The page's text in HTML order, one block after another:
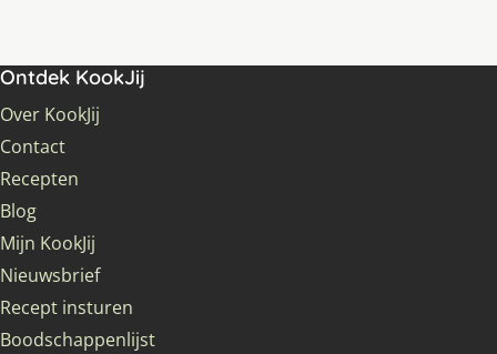
Ontdek KookJij
Over KookJij
Contact
Recepten
Blog
Mijn KookJij
Nieuwsbrief
Recept insturen
Boodschappenlijst